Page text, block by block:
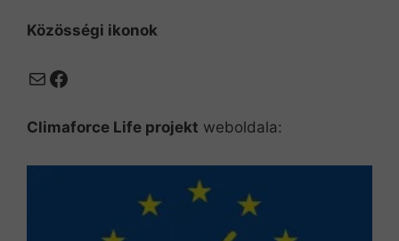
Közösségi ikonok
MailFacebook
Climaforce Life projekt weboldala: